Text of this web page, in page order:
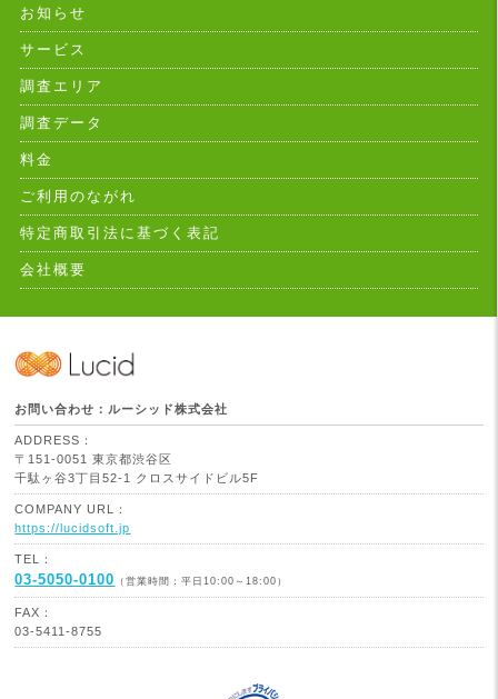
お知らせ
サービス
調査エリア
調査データ
料金
ご利用のながれ
特定商取引法に基づく表記
会社概要
お問い合わせ：ルーシッド株式会社
ADDRESS：
〒151-0051 東京都渋谷区
千駄ヶ谷3丁目52-1 クロスサイドビル5F
COMPANY URL：
https://lucidsoft.jp
TEL：
03-5050-0100 （営業時間：平日10:00～18:00）
FAX：
03-5411-8755